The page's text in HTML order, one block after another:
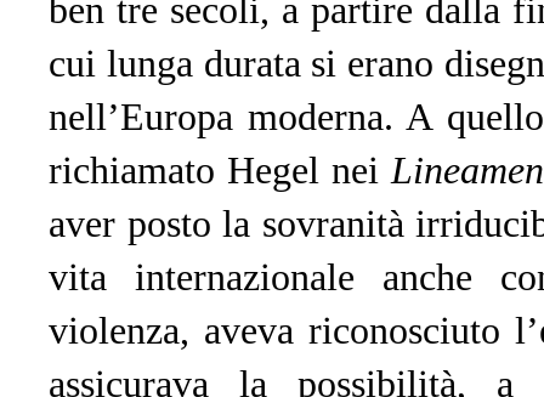
ben tre secoli, a partire dalla
cui lunga durata si erano
nell’Europa moderna. A
richiamato Hegel nei
aver posto la sovranità
vita internazionale anche
violenza, aveva riconosciuto
assicurava la possibilità,